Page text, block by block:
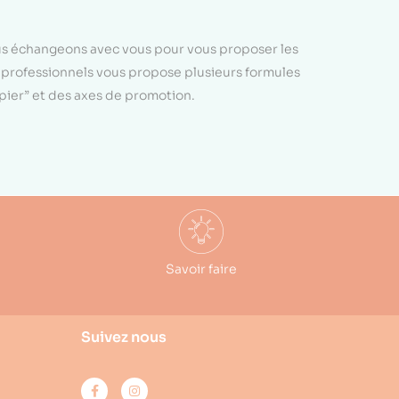
échangeons avec vous pour vous proposer les
vous propose plusieurs formules
et des axes de promotion.
Savoir faire
Suivez nous